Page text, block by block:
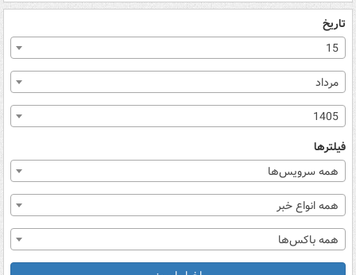
تاریخ
15
مرداد
1405
فیلترها
همه سرویس‌ها
همه انواع خبر
همه باکس‌ها